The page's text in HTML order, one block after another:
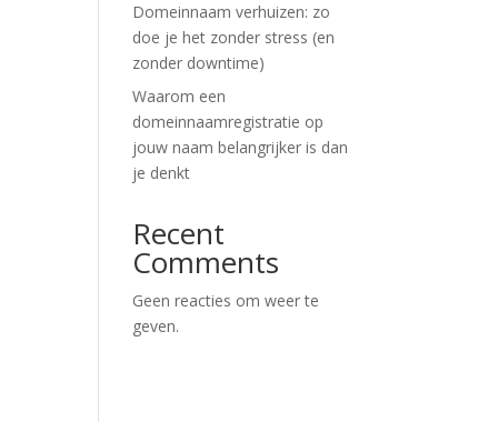
Domeinnaam verhuizen: zo
doe je het zonder stress (en
zonder downtime)
Waarom een
domeinnaamregistratie op
jouw naam belangrijker is dan
je denkt
Recent
Comments
Geen reacties om weer te
geven.